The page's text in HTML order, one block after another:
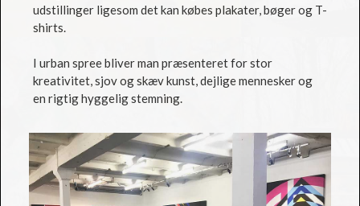
udstillinger ligesom det kan købes plakater, bøger og T-
shirts.
I urban spree bliver man præsenteret for stor
kreativitet, sjov og skæv kunst, dejlige mennesker og
en rigtig hyggelig stemning.